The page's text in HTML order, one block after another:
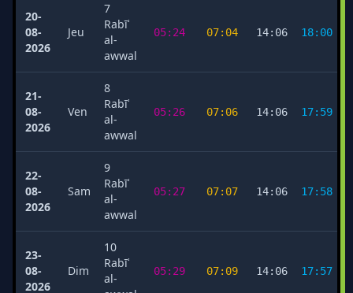
20-
08-
2026
Jeu
7
Rabīʿ
al-
awwal
05:24 07:04 14:06 18:00
21-
08-
2026
Ven
8
Rabīʿ
al-
awwal
05:26 07:06 14:06 17:59
22-
08-
2026
Sam
9
Rabīʿ
al-
awwal
05:27 07:07 14:06 17:58
23-
08-
2026
Dim
10
Rabīʿ
al-
05:29 07:09 14:06 17:57